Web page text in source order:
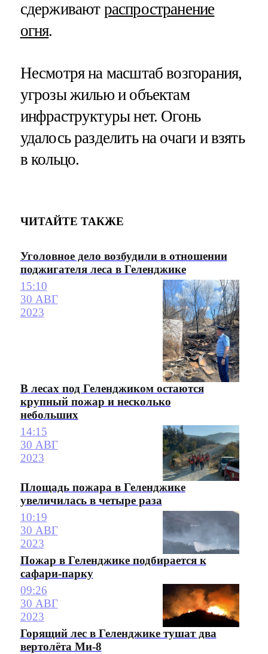
сдерживают распространение
огня.
Несмотря на масштаб возгорания,
угрозы жилью и объектам
инфраструктуры нет. Огонь
удалось разделить на очаги и взять
в кольцо.
ЧИТАЙТЕ ТАКЖЕ
Уголовное дело возбудили в отношении
поджигателя леса в Геленджике
15:10
30 АВГ
2023
В лесах под Геленджиком остаются
крупный пожар и несколько
небольших
14:15
30 АВГ
2023
Площадь пожара в Геленджике
увеличилась в четыре раза
10:19
30 АВГ
2023
Пожар в Геленджике подбирается к
сафари-парку
09:26
30 АВГ
2023
Горящий лес в Геленджике тушат два
вертолёта Ми-8